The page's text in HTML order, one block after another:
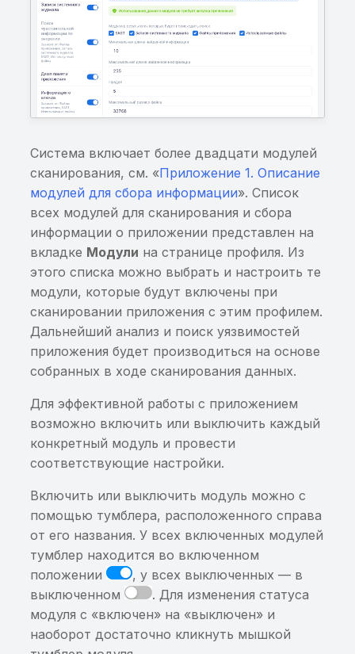
Уязвимая навигация в
Android Jetpack
интента
Ошибка в приложении
при работе через IPC
Возможность запуска
произвольной Activity
через Intent
Данные из EditText
попадают в
WebView.loadurl()
Данные из сторонних
источников
SQL-выражение
Данные из сторонних
источников могут
Данные из сторонних
источников
Intent
Данные из сторонних
источников
используются в
Система включает более двадцати модулей
сканирования, см. «Приложение 1. Описание
модулей для сбора информации». Список
всех модулей для сканирования и сбора
информации о приложении представлен на
вкладке Модули на странице профиля. Из
этого списка можно выбрать и настроить те
модули, которые будут включены при
сканировании приложения с этим профилем.
Дальнейший анализ и поиск уязвимостей
приложения будет производиться на основе
собранных в ходе сканирования данных.
Для эффективной работы с приложением
возможно включить или выключить каждый
конкретный модуль и провести
соответствующие настройки.
Включить или выключить модуль можно с
помощью тумблера, расположенного справа
от его названия. У всех включенных модулей
тумблер находится во включенном
положении
, у всех выключенных — в
выключенном
. Для изменения статуса
модуля с «включен» на «выключен» и
наоборот достаточно кликнуть мышкой